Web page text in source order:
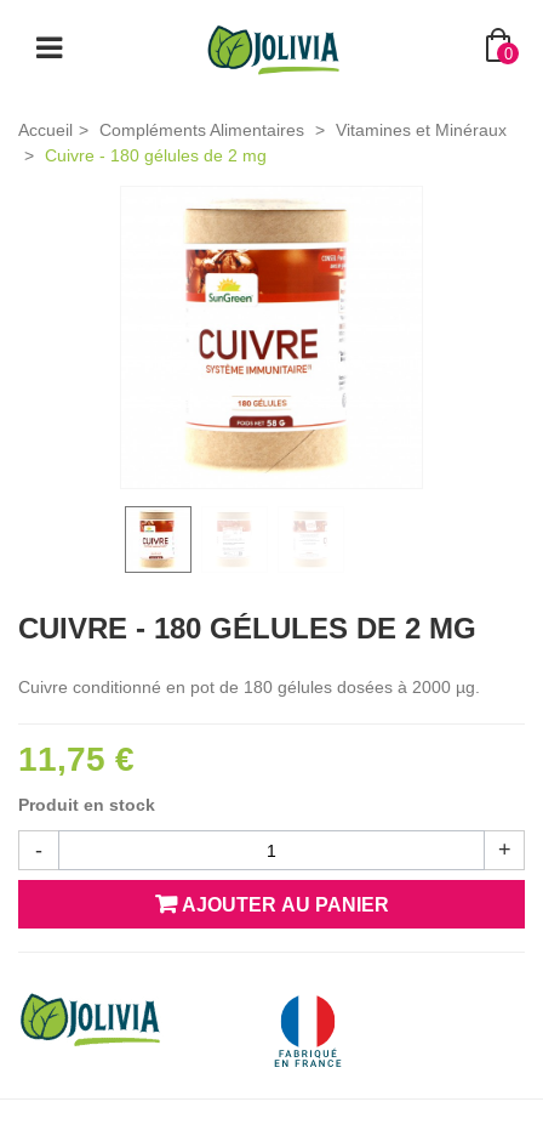
0
Accueil > Compléments Alimentaires > Vitamines et Minéraux
> Cuivre - 180 gélules de 2 mg
CUIVRE - 180 GÉLULES DE 2 MG
Cuivre conditionné en pot de 180 gélules dosées à 2000 µg.
11,75 €
Produit en stock
- +
AJOUTER AU PANIER